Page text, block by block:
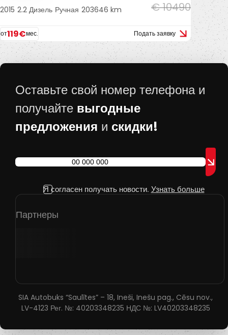
€ 10490
2015 2.2 Дизель Ручная 203646 km
от119€мес. Подать заявку
Оставьте свой номер телефона и
получайте выгодные
предложения и скидки!
Я согласен получать новости. Узнать больше
Партнеры
SIA Autobuks “Saulītes” – 18, Ineši, Inešu pag., Cēsu nov.,
LV-4123 Рег. №: 40203348235 НДС №: LV40203348235